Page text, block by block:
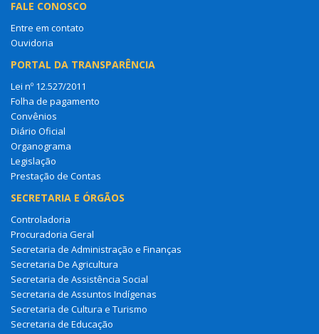
FALE CONOSCO
Entre em contato
Ouvidoria
PORTAL DA TRANSPARÊNCIA
Lei nº 12.527/2011
Folha de pagamento
Convênios
Diário Oficial
Organograma
Legislação
Prestação de Contas
SECRETARIA E ÓRGÃOS
Controladoria
Procuradoria Geral
Secretaria de Administração e Finanças
Secretaria De Agricultura
Secretaria de Assistência Social
Secretaria de Assuntos Indígenas
Secretaria de Cultura e Turismo
Secretaria de Educação